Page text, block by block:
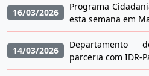
16/03/2026
Programa
esta semana em
14/03/2026
Departamento
parceria com IDR-